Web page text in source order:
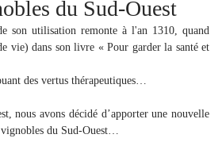
Récompenses Equipe Cépages
du Sud-Ouest
son utilisation remonte à l'an 1310, quand
vie) dans son livre « Pour garder la santé et
des vertus thérapeutiques…
nous avons décidé d’apporter une nouvelle
vignobles du Sud-Ouest…